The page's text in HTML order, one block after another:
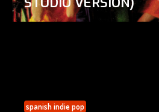
spanish indie pop